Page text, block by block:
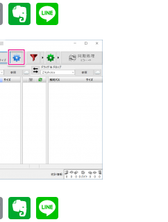
C
o
p
y
Ev
er
n
ot
n
e
C
Ev